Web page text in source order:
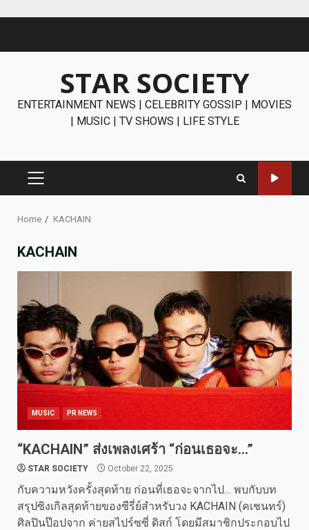
STAR SOCIETY
ENTERTAINMENT NEWS | CELEBRITY GOSSIP | MOVIES
| MUSIC | TV SHOWS | LIFE STYLE
PRIMARY
Home KACHAIN
KACHAIN
MUSIC PR NEWS
“KACHAIN” ส่งเพลงเศร้า “ก่อนเธอจะ…”
STAR SOCIETY October 22, 2025
กับความหวังครั้งสุดท้าย ก่อนที่เธอจะจากไป… พบกับบท
สรุปซิงเกิลสุดท้ายของซีรี่ย์สำหรับวง KACHAIN (คเชนทร์)
ศิลปินป๊อปจาก ค่ายสไปร์ซซี่ ดิสก์ โดยมีสมาชิกประกอบไป